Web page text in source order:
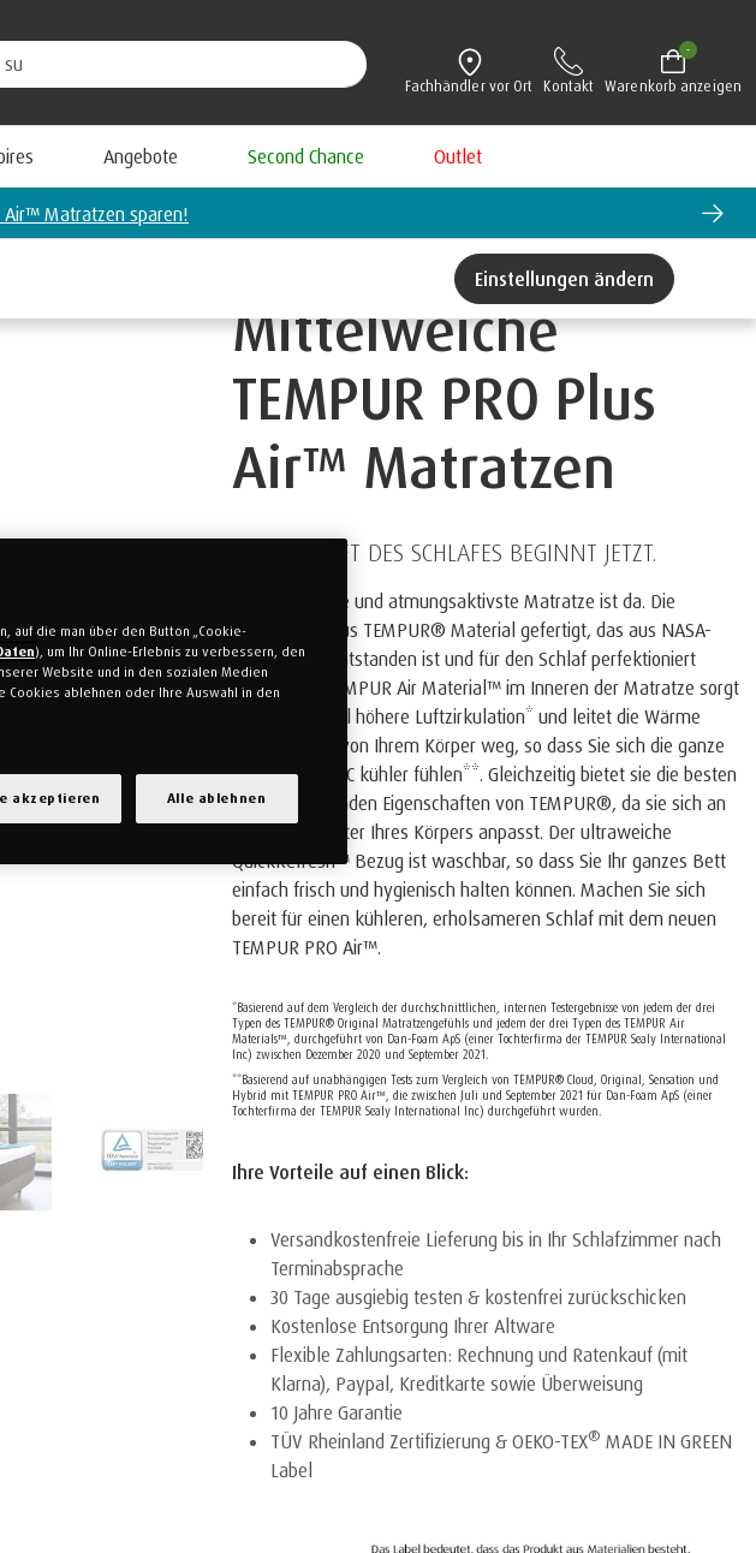
Fachhändler vor Ort Kontakt Warenkorb anzeigen
-
Angebote Second Chance Outlet
Air™ Matratzen sparen!
Einstellungen ändern
Mittelweiche
TEMPUR PRO Plus
Air™ Matratzen
DIE ZUKUNFT DES SCHLAFES BEGINNT JETZT.
Unsere kühlste und atmungsaktivste Matratze ist da. Die
Matratze ist aus TEMPUR® Material gefertigt, das aus NASA-
Technologie entstanden ist und für den Schlaf perfektioniert
wurde. Das TEMPUR Air Material™ im Inneren der Matratze sorgt
für eine 10-mal höhere Luftzirkulation* und leitet die Wärme
kontinuierlich von Ihrem Körper weg, so dass Sie sich die ganze
Nacht über 2 °C kühler fühlen**. Gleichzeitig bietet sie die besten
druckentlastenden Eigenschaften von TEMPUR®, da sie sich an
jeden Zentimeter Ihres Körpers anpasst. Der ultraweiche
QuickRefresh™ Bezug ist waschbar, so dass Sie Ihr ganzes Bett
einfach frisch und hygienisch halten können. Machen Sie sich
bereit für einen kühleren, erholsameren Schlaf mit dem neuen
TEMPUR PRO Air™.
*Basierend auf dem Vergleich der durchschnittlichen, internen Testergebnisse von jedem der drei
Typen des TEMPUR® Original Matratzengefühls und jedem der drei Typen des TEMPUR Air
Materials™, durchgeführt von Dan-Foam ApS (einer Tochterfirma der TEMPUR Sealy International
Inc) zwischen Dezember 2020 und September 2021.
**Basierend auf unabhängigen Tests zum Vergleich von TEMPUR® Cloud, Original, Sensation und
Hybrid mit TEMPUR PRO Air™, die zwischen Juli und September 2021 für Dan-Foam ApS (einer
Tochterfirma der TEMPUR Sealy International Inc) durchgeführt wurden.
Ihre Vorteile auf einen Blick:
Versandkostenfreie Lieferung bis in Ihr Schlafzimmer nach
Terminabsprache
30 Tage ausgiebig testen & kostenfrei zurückschicken
Kostenlose Entsorgung Ihrer Altware
Flexible Zahlungsarten: Rechnung und Ratenkauf (mit
Klarna), Paypal, Kreditkarte sowie Überweisung
10 Jahre Garantie
TÜV Rheinland Zertifizierung & OEKO-TEX® MADE IN GREEN
Label
auf die man über den Button „Cookie-
), um Ihr Online-Erlebnis zu verbessern, den
Website und in den sozialen Medien
Cookies ablehnen oder Ihre Auswahl in den
Alle ablehnen
akzeptieren